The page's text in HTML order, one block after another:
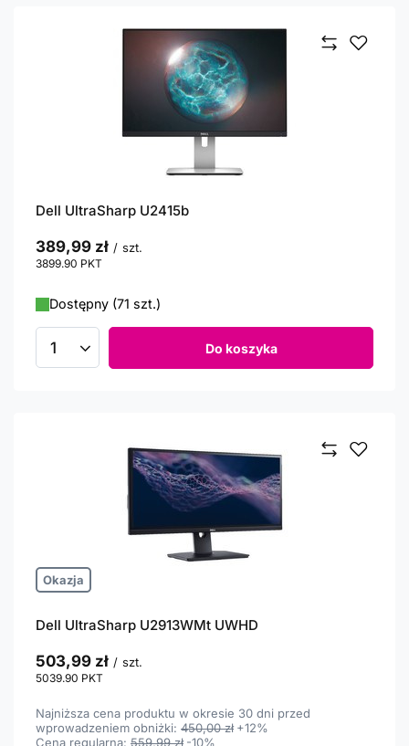
Dell UltraSharp U2415b
389,99 zł / szt.
3899.90 PKT
Dostępny (71 szt.)
Ilość produktów Do koszyka
Okazja
Dell UltraSharp U2913WMt UWHD
503,99 zł / szt.
5039.90 PKT
Najniższa cena produktu w okresie 30 dni przed
wprowadzeniem obniżki: 450,00 zł +12%
Cena regularna: 559,99 zł -10%